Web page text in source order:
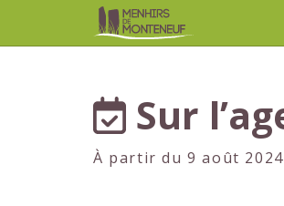
Sur
À partir du 9 août 2024